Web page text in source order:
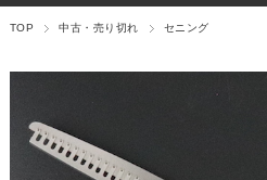
TOP 中古・売り切れ セニング